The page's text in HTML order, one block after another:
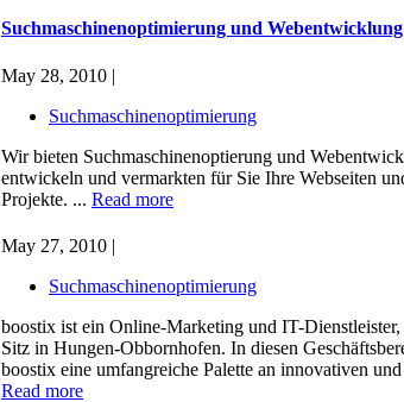
Suchmaschinenoptimierung und Webentwicklung
May 28, 2010 |
Suchmaschinenoptimierung
Wir bieten Suchmaschinenoptierung und
entwickeln und vermarkten für Sie Ihre Webseiten
Projekte. ... Read more
May 27, 2010 |
Suchmaschinenoptimierung
boostix ist ein Online-Marketing und IT-
Sitz in Hungen-Obbornhofen. In diesen
boostix eine umfangreiche Palette an innovativen
Read more